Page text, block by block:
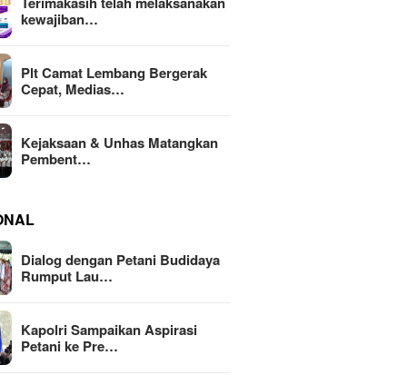
kewajiban…
Plt Camat Lembang Bergerak
Cepat, Medias…
Kejaksaan & Unhas Matangkan
Pembent…
Dialog dengan Petani Budidaya
Rumput Lau…
Kapolri Sampaikan Aspirasi
Petani ke Pre…